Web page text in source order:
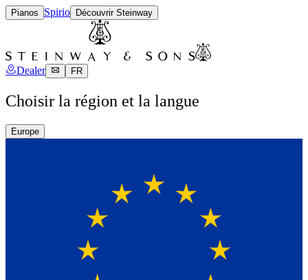
Pianos Spirio Découvrir Steinway
Dealer FR
Choisir la région et la langue
Europe